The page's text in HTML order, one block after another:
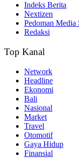
Indeks Berita
Nextizen
Pedoman Media
Redaksi
Top Kanal
Network
Headline
Ekonomi
Bali
Nasional
Market
Travel
Otomotif
Gaya Hidup
Finansial